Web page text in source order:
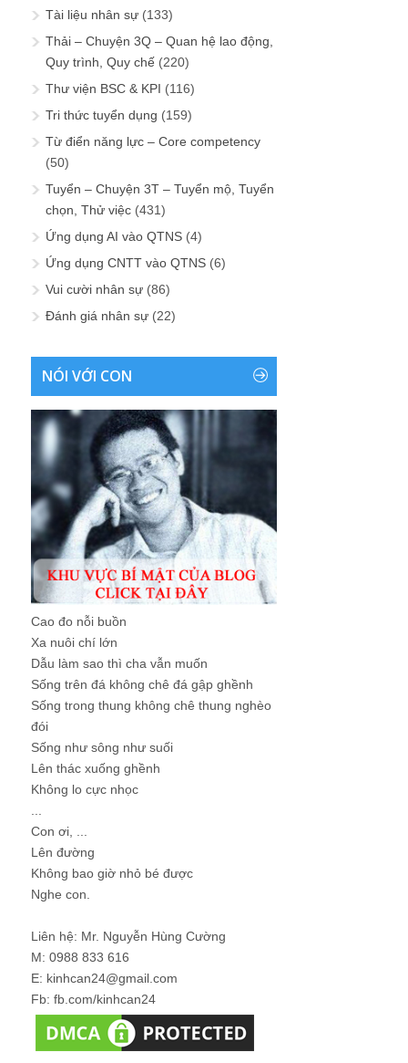
Tài liệu nhân sự (133)
Thải – Chuyện 3Q – Quan hệ lao động,
Quy trình, Quy chế (220)
Thư viện BSC & KPI (116)
Tri thức tuyển dụng (159)
Từ điển năng lực – Core competency
(50)
Tuyển – Chuyện 3T – Tuyển mộ, Tuyển
chọn, Thử việc (431)
Ứng dụng AI vào QTNS (4)
Ứng dụng CNTT vào QTNS (6)
Vui cười nhân sự (86)
Đánh giá nhân sự (22)
NÓI VỚI CON
Cao đo nỗi buồn
Xa nuôi chí lớn
Dẫu làm sao thì cha vẫn muốn
Sống trên đá không chê đá gập ghềnh
Sống trong thung không chê thung nghèo
đói
Sống như sông như suối
Lên thác xuống ghềnh
Không lo cực nhọc
Con ơi, ...
Lên đường
Không bao giờ nhỏ bé được
Nghe con.
Liên hệ: Mr. Nguyễn Hùng Cường
M: 0988 833 616
E: kinhcan24@gmail.com
Fb: fb.com/kinhcan24